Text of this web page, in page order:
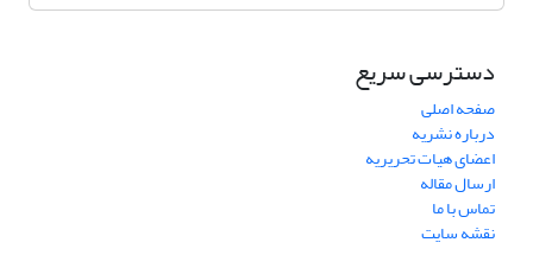
دسترسی سریع
صفحه اصلی
درباره نشریه
اعضای هیات تحریریه
ارسال مقاله
تماس با ما
نقشه سایت